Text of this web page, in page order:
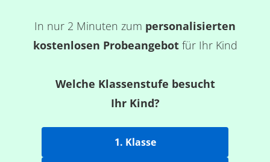
In nur 2 Minuten zum personalisierten
kostenlosen Probeangebotfür Ihr Kind
Welche Klassenstufe besucht
Ihr Kind?
1. Klasse